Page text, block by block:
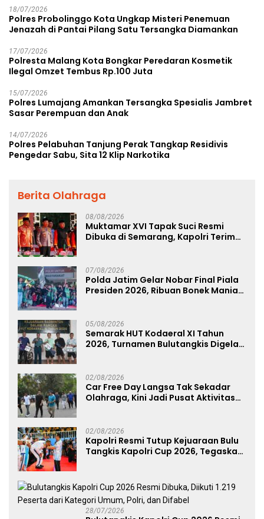
18/07/2026
Polres Probolinggo Kota Ungkap Misteri Penemuan
Jenazah di Pantai Pilang Satu Tersangka Diamankan
17/07/2026
Polresta Malang Kota Bongkar Peredaran Kosmetik
Ilegal Omzet Tembus Rp.100 Juta
15/07/2026
Polres Lumajang Amankan Tersangka Spesialis Jambret
Sasar Perempuan dan Anak
14/07/2026
Polres Pelabuhan Tanjung Perak Tangkap Residivis
Pengedar Sabu, Sita 12 Klip Narkotika
Berita Olahraga
08/08/2026
Muktamar XVI Tapak Suci Resmi
Dibuka di Semarang, Kapolri Terima
07/08/2026
Polda Jatim Gelar Nobar Final Piala
Presiden 2026, Ribuan Bonek Mania
05/08/2026
Semarak HUT Kodaeral XI Tahun
2026, Turnamen Bulutangkis Digelar
02/08/2026
Car Free Day Langsa Tak Sekadar
Olahraga, Kini Jadi Pusat Aktivitas
02/08/2026
Kapolri Resmi Tutup Kejuaraan Bulu
Tangkis Kapolri Cup 2026, Tegaskan
28/07/2026